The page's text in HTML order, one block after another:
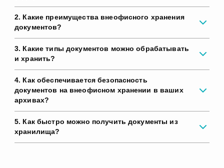
2. Какие преимущества внеофисного хранения
документов?
3. Какие типы документов можно обрабатывать
и хранить?
4. Как обеспечивается безопасность
документов на внеофисном хранении в ваших
архивах?
5. Как быстро можно получить документы из
хранилища?